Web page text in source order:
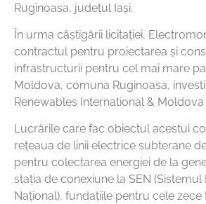
Ruginoasa, județul Iași.
În urma câștigării licitației,
contractul pentru proiectarea și
infrastructurii pentru cel mai mare
Moldova, comuna Ruginoasa,
Renewables International & Moldova
Lucrările care fac obiectul acestui
rețeaua de linii electrice subterane
pentru colectarea energiei de la
stația de conexiune la SEN (Sistemul
Național), fundațiile pentru cele